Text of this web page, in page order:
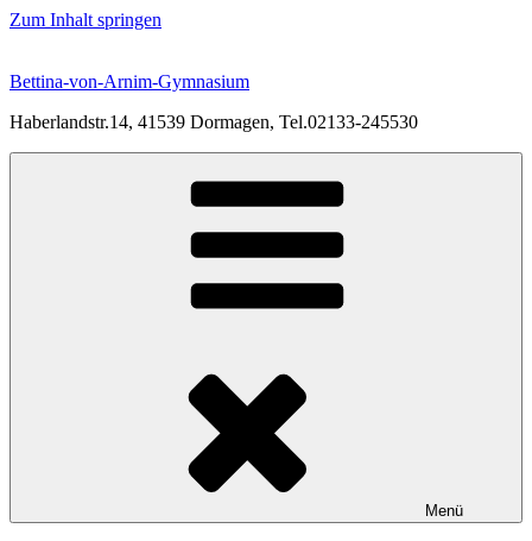
Zum Inhalt springen
Bettina-von-Arnim-Gymnasium
Haberlandstr.14, 41539 Dormagen, Tel.02133-245530
Menü